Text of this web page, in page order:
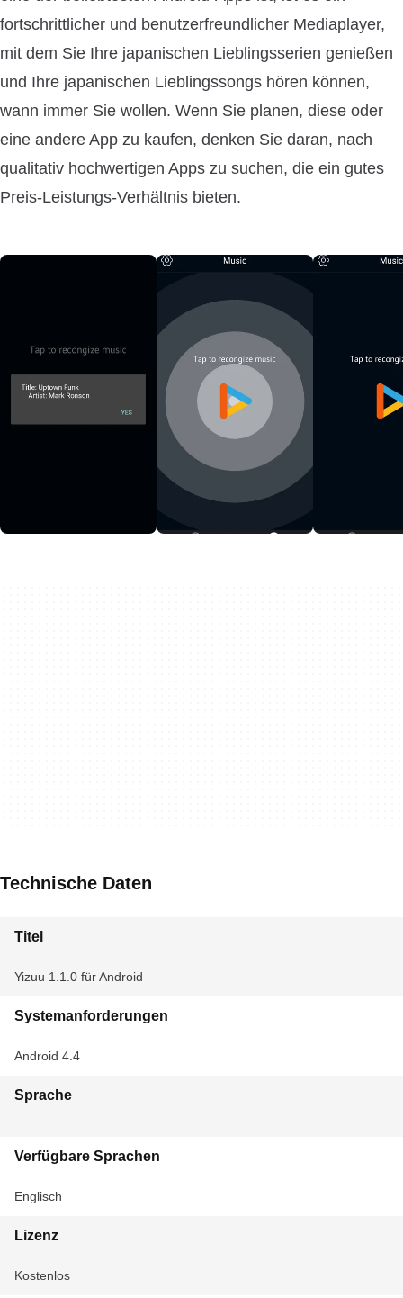
fortschrittlicher und benutzerfreundlicher Mediaplayer,
mit dem Sie Ihre japanischen Lieblingsserien genießen
und Ihre japanischen Lieblingssongs hören können,
wann immer Sie wollen. Wenn Sie planen, diese oder
eine andere App zu kaufen, denken Sie daran, nach
qualitativ hochwertigen Apps zu suchen, die ein gutes
Preis-Leistungs-Verhältnis bieten.
Technische Daten
Titel
Yizuu 1.1.0 für Android
Systemanforderungen
Android 4.4
Sprache
Verfügbare Sprachen
Englisch
Lizenz
Kostenlos